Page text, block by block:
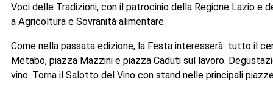
Voci delle Tradizioni, con il patrocinio della Regione Lazio e
a Agricoltura e Sovranità alimentare.
Come nella passata edizione, la Festa interesserà tutto il
Metabo, piazza Mazzini e piazza Caduti sul lavoro.
vino. Torna il Salotto del Vino con stand nelle principali